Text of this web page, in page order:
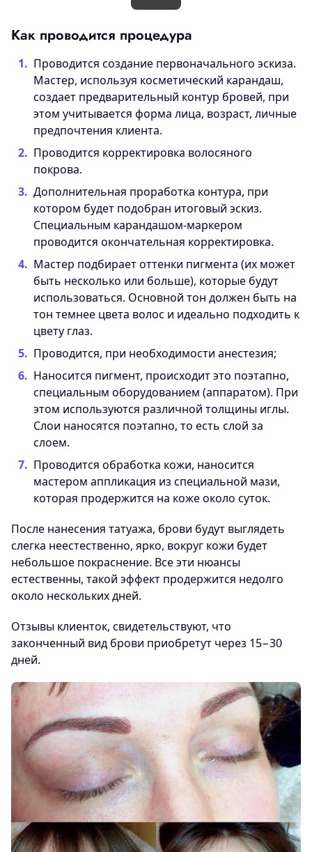
Как проводится процедура
Проводится создание первоначального эскиза.
Мастер, используя косметический карандаш,
создает предварительный контур бровей, при
этом учитывается форма лица, возраст, личные
предпочтения клиента.
Проводится корректировка волосяного
покрова.
Дополнительная проработка контура, при
котором будет подобран итоговый эскиз.
Специальным карандашом-маркером
проводится окончательная корректировка.
Мастер подбирает оттенки пигмента (их может
быть несколько или больше), которые будут
использоваться. Основной тон должен быть на
тон темнее цвета волос и идеально подходить к
цвету глаз.
Проводится, при необходимости анестезия;
Наносится пигмент, происходит это поэтапно,
специальным оборудованием (аппаратом). При
этом используются различной толщины иглы.
Слои наносятся поэтапно, то есть слой за
слоем.
Проводится обработка кожи, наносится
мастером аппликация из специальной мази,
которая продержится на коже около суток.
После нанесения татуажа, брови будут выглядеть
слегка неестественно, ярко, вокруг кожи будет
небольшое покраснение. Все эти нюансы
естественны, такой эффект продержится недолго
около нескольких дней.
Отзывы клиенток, свидетельствуют, что
законченный вид брови приобретут через 15−30
дней.